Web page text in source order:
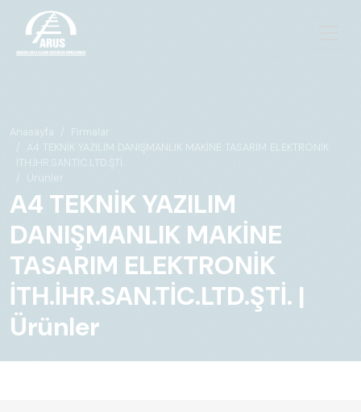
Anasayfa
Firmalar
A4 TEKNİK YAZILIM DANIŞMANLIK MAKİNE TASARIM ELEKTRONİK
İTH.İHR.SAN.TİC.LTD.ŞTİ.
Ürünler
A4 TEKNİK YAZILIM
DANIŞMANLIK MAKİNE
TASARIM ELEKTRONİK
İTH.İHR.SAN.TİC.LTD.ŞTİ. |
Ürünler